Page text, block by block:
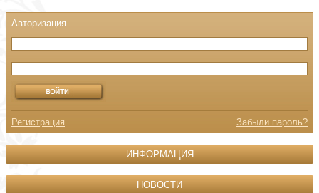
Регистрация Забыли пароль?
ИНФОРМАЦИЯ
НОВОСТИ